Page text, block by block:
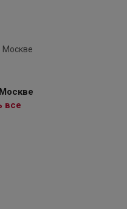
все